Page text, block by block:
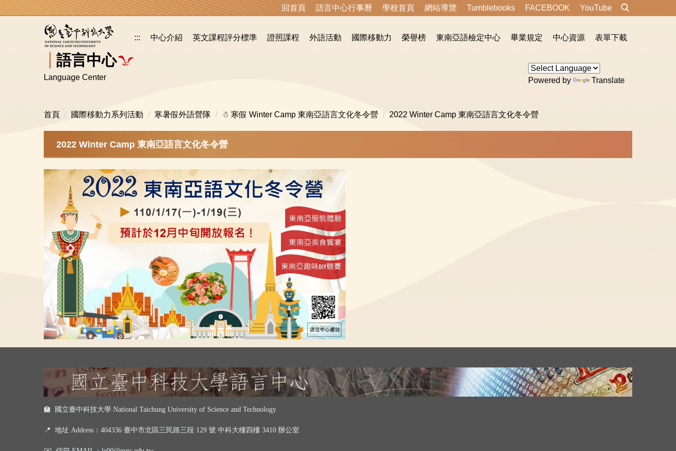
跳
語言中心
Language Center
回首頁 語言中心行事曆 學校首頁 網站導覽 Tumblebooks FACEBOOK YouTube
Powered by Translate
::: 中心介紹 英文課程評分標準 證照課程 外語活動 國際移動力 榮譽榜 東南亞語檢定中心 畢業規定 中心資源 表單下載
首頁 國際移動力系列活動 寒暑假外語營隊 ☃ 寒假 Winter Camp 東南亞語言文化冬令營 2022 Winter Camp 東南亞語言文化冬令營
2022 Winter Camp 東南亞語言文化冬令營
🏫 國立臺中科技大學 National Taichung University of Science and Technology
📍 地址 Address：404336 臺中市北區三民路三段 129 號 中科大樓四樓 3410 辦公室